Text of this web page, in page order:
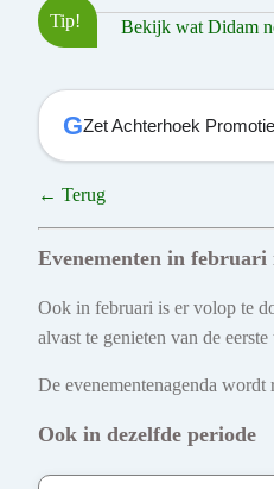
Tip! Bekijk wat Didam
GZet Achterhoek
← Terug
Evenementen in
Ook in februari is er volop te
alvast te genieten van de
De evenementenagenda
Ook in dezelfde periode